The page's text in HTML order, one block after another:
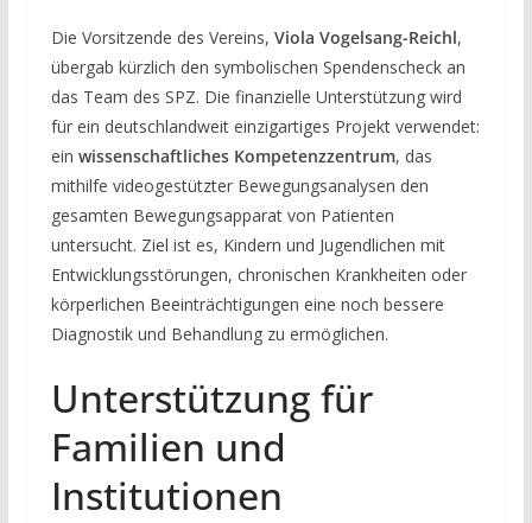
Die Vorsitzende des Vereins, Viola Vogelsang-Reichl,
übergab kürzlich den symbolischen Spendenscheck an
das Team des SPZ. Die finanzielle Unterstützung wird
für ein deutschlandweit einzigartiges Projekt verwendet:
ein wissenschaftliches Kompetenzzentrum, das
mithilfe videogestützter Bewegungsanalysen den
gesamten Bewegungsapparat von Patienten
untersucht. Ziel ist es, Kindern und Jugendlichen mit
Entwicklungsstörungen, chronischen Krankheiten oder
körperlichen Beeinträchtigungen eine noch bessere
Diagnostik und Behandlung zu ermöglichen.
Unterstützung für
Familien und
Institutionen